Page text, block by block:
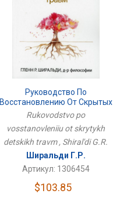
Руководство По
Восстановлению От Скрытых
Детских Травм
Rukovodstvo po
vosstanovleniiu ot skrytykh
detskikh travm , Shiral'di G.R.
Ширальди Г.Р.
Артикул: 1306454
$103.85